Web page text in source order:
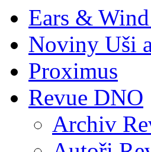
Ears &
Noviny Uši
Proximus
Revue DNO
Archiv